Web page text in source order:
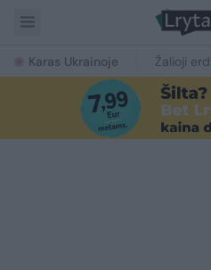
Karas Ukrainoje Žalioji